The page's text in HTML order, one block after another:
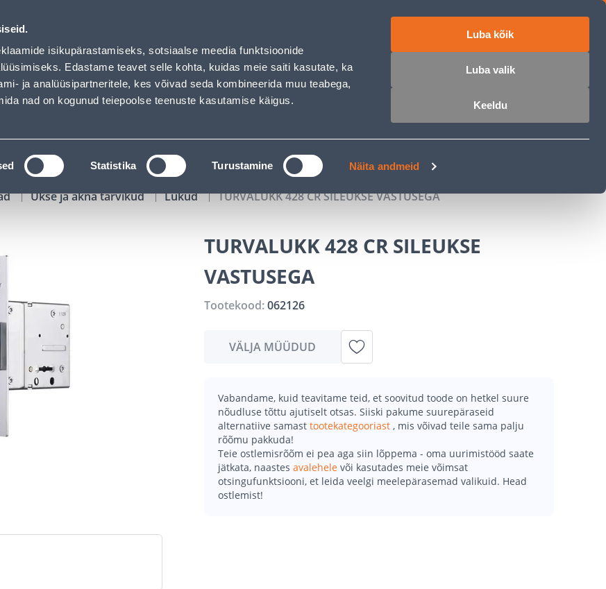
isikupärastamiseks, sotsiaalse meedia funktsioonide
Edastame teavet selle kohta, kuidas meie saiti kasutate, ka
ja analüüsipartneritele, kes võivad seda kombineerida muu teabega,
nad on kogunud teiepoolse teenuste kasutamise käigus.
Statistika Turustamine Näita andmeid
Luba kõik
Luba valik
Keeldu
Teenused Karjäärileht
OTSI Logi sisse
KATALOOGID TÖÖRIISTALAENUTUS JÄRELMAKS
Ukse ja akna tarvikud Lukud TURVALUKK 428 CR SILEUKSE VASTUSEGA
TURVALUKK 428 CR SILEUKSE
VASTUSEGA
Tootekood:062126
VÄLJA MÜÜDUD
Vabandame, kuid teavitame teid, et soovitud toode on hetkel suure
nõudluse tõttu ajutiselt otsas. Siiski pakume suurepäraseid
alternatiive samast tootekategooriast , mis võivad teile sama palju
rõõmu pakkuda!
Teie ostlemisrõõm ei pea aga siin lõppema - oma uurimistööd saate
jätkata, naastes avalehele või kasutades meie võimsat
otsingufunktsiooni, et leida veelgi meelepärasemad valikuid. Head
ostlemist!